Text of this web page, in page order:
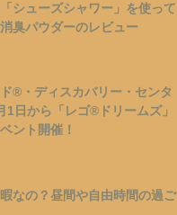
シューズシャワー」を使って
臭パウダーのレビュー
ド®︎・ディスカバリー・センタ
1日から「レゴ®︎ドリームズ」
ント開催！
なの？昼間や自由時間の過ご